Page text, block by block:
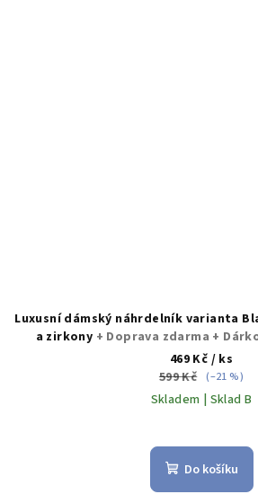
Luxusní dámský náhrdelník varianta
a zirkony + Doprava zdarma +
469 Kč / ks
599 Kč (–21 %)
Skladem | Sklad B
Do košíku